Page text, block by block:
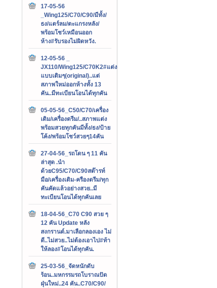
17-05-56
_Wing125/C70/C90/มีทั้ง/
ธง/แตร์ลม/ตะแกรงหลัง/
พร้อมโชว์เหมือนออก
ห้าง#รับรองไม่ผิดหวัง.
12-05-56 _
JX110/Wing125/C70K2#แต่ง
แบบเดิมๆ(original)..แต่
สภาพใหม่ออกห้างทั้ง 13
คัน..มีทะเบียนโอนได้ทุกคัน
05-05-56_C50/C70/เครื่อง
เดิม/เครื่องดรีม/..สภาพแต่ง
พร้อมสวยทุกคันมีทั้ง/ธง/ป้าย
โค้ง/พร้อมโชว์สวยๆ14คัน
27-04-56_รถโดน ๆ 11 คัน
ล่าสุด .นำ
ด้วยC95/C70/C90สต๊ารท์
มือ/เครื่องเดิม-ครืองดรีม/ทุก
คันคัดแล้วอย่างสวย..มี
ทะเบียนโอนได้ทุกคันเลย
18-04-56_C70 C90 สวย ๆ
12 คัน Update หลัง
สงกรานต์.มาเลือกลองเอง ไม่
ดี..ไม่สวย..ไม่ต้องเอาไป#ท้า
ให้ลอง#โอนได้ทุกคัน.
25-03-56_จัดหนักดับ
ร้อน..มหกรรมรถโบราณปัด
ฝุ่นใหม่..24 คัน..C70/C90/